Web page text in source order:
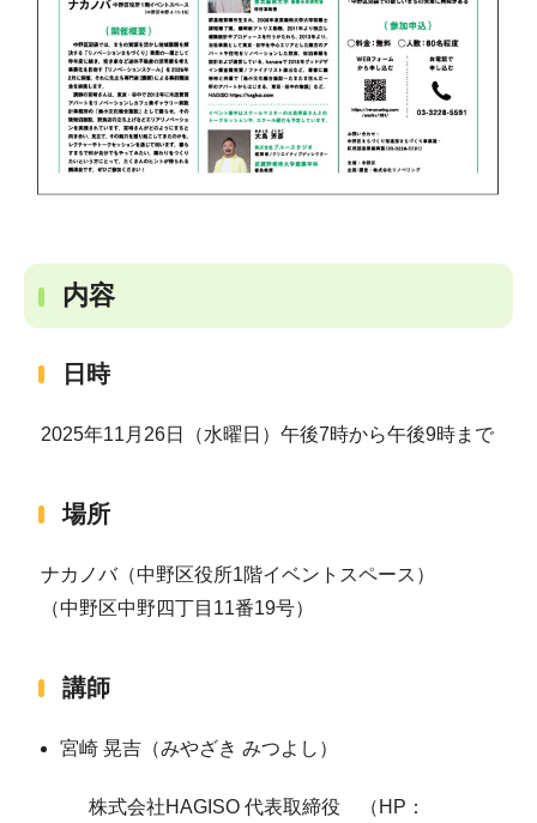
内容
日時
2025年11月26日（水曜日）午後7時から午後9時まで
場所
ナカノバ（中野区役所1階イベントスペース）
（中野区中野四丁目11番19号）
講師
宮崎 晃吉（みやざき みつよし）
株式会社HAGISO 代表取締役 （HP：